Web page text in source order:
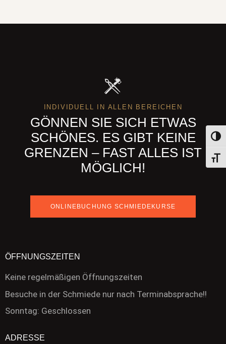
INDIVIDUELL IN ALLEN BEREICHEN
GÖNNEN SIE SICH ETWAS
SCHÖNES. ES GIBT KEINE
GRENZEN – FAST ALLES IST
MÖGLICH!
ONLINEBUCHUNG SCHMIEDEKURSE
ÖFFNUNGSZEITEN
Keine regelmäßigen Öffnungszeiten
Besuche in der Schmiede nur nach Terminabsprache!!
Sonntag: Geschlossen
ADRESSE